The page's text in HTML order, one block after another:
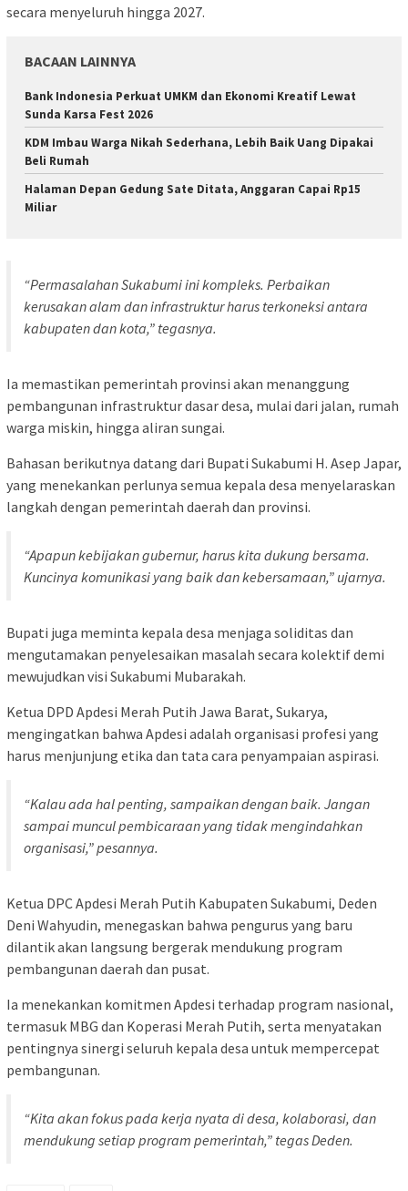
secara menyeluruh hingga 2027.
BACAAN LAINNYA
Bank Indonesia Perkuat UMKM dan Ekonomi Kreatif Lewat
Sunda Karsa Fest 2026
KDM Imbau Warga Nikah Sederhana, Lebih Baik Uang Dipakai
Beli Rumah
Halaman Depan Gedung Sate Ditata, Anggaran Capai Rp15
Miliar
“Permasalahan Sukabumi ini kompleks. Perbaikan
kerusakan alam dan infrastruktur harus terkoneksi antara
kabupaten dan kota,” tegasnya.
Ia memastikan pemerintah provinsi akan menanggung
pembangunan infrastruktur dasar desa, mulai dari jalan, rumah
warga miskin, hingga aliran sungai.
Bahasan berikutnya datang dari Bupati Sukabumi H. Asep Japar,
yang menekankan perlunya semua kepala desa menyelaraskan
langkah dengan pemerintah daerah dan provinsi.
“Apapun kebijakan gubernur, harus kita dukung bersama.
Kuncinya komunikasi yang baik dan kebersamaan,” ujarnya.
Bupati juga meminta kepala desa menjaga soliditas dan
mengutamakan penyelesaikan masalah secara kolektif demi
mewujudkan visi Sukabumi Mubarakah.
Ketua DPD Apdesi Merah Putih Jawa Barat, Sukarya,
mengingatkan bahwa Apdesi adalah organisasi profesi yang
harus menjunjung etika dan tata cara penyampaian aspirasi.
“Kalau ada hal penting, sampaikan dengan baik. Jangan
sampai muncul pembicaraan yang tidak mengindahkan
organisasi,” pesannya.
Ketua DPC Apdesi Merah Putih Kabupaten Sukabumi, Deden
Deni Wahyudin, menegaskan bahwa pengurus yang baru
dilantik akan langsung bergerak mendukung program
pembangunan daerah dan pusat.
Ia menekankan komitmen Apdesi terhadap program nasional,
termasuk MBG dan Koperasi Merah Putih, serta menyatakan
pentingnya sinergi seluruh kepala desa untuk mempercepat
pembangunan.
“Kita akan fokus pada kerja nyata di desa, kolaborasi, dan
mendukung setiap program pemerintah,” tegas Deden.